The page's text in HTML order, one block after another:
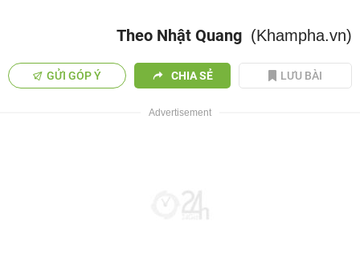
Theo Nhật Quang (Khampha.vn)
GỬI GÓP Ý CHIA SẺ LƯU BÀI